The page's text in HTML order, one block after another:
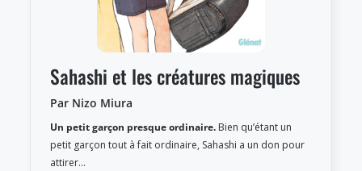
Sahashi et les créatures magiques
Par Nizo Miura
Un petit garçon presque ordinaire. Bien qu’étant un
petit garçon tout à fait ordinaire, Sahashi a un don pour
attirer…